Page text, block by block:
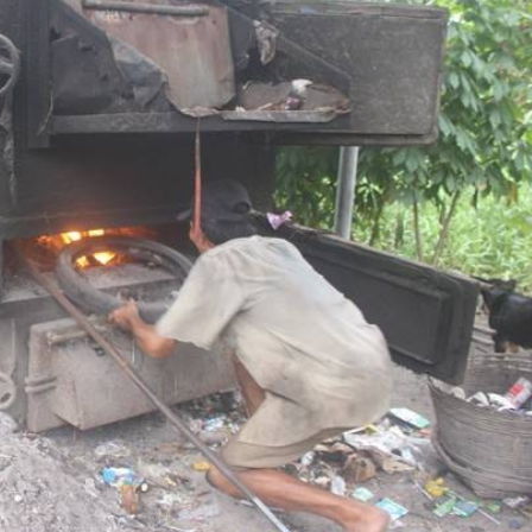
nhà
Bắc Biên - Giữ một
làng ven sông Hồng
Nội
TS. Trần Kim Hào